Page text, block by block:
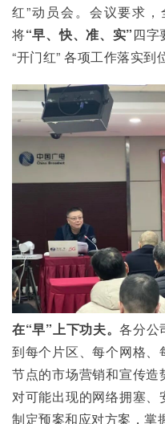
红”动员会。会议要求
将“早、快、准、实”四字
“开门红” 各项工作落实到
在“早”上下功夫。各分公
到每个片区、每个网格
节点的市场营销和宣传
对可能出现的网络拥塞
制定预案和应对方案，掌